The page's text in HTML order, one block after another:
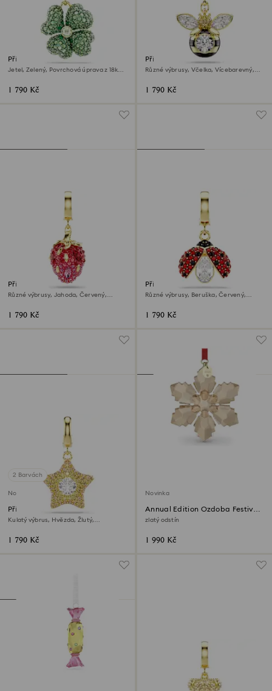
Přívěsek Idyllia
Jetel, Zelený, Povrchová úprava z 18k
1 790 Kč
Přívěsek Idyllia
Různé výbrusy, Včelka, Vícebarevný,
1 790 Kč
Přívěsek Idyllia
Různé výbrusy, Jahoda, Červený,
1 790 Kč
Přívěsek Idyllia
Různé výbrusy, Beruška, Červený,
1 790 Kč
2 Barvách
Novinka
Přívěsek Sublima
Kulatý výbrus, Hvězda, Žlutý,
1 790 Kč
Novinka
Annual Edition Ozdoba Festive
2026
zlatý odstín
1 990 Kč